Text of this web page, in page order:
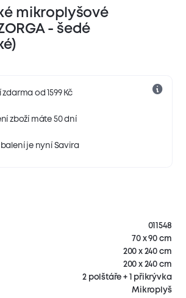
mikroplyšové
- šedé
zdarma od 1599 Kč
zboží máte 50 dní
je nyní Savira
011548
70 x 90 cm
200 x 240 cm
200 x 240 cm
2 polštáře + 1 přikrývka
Mikroplyš